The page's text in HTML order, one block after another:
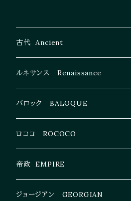
古代 Ancient
ヘレニズム Hellenistic
ルネサンス Renaissance
バロック BALOQUE
ロココ ROCOCO
帝政 EMPIRE
ジョージアン GEORGIAN